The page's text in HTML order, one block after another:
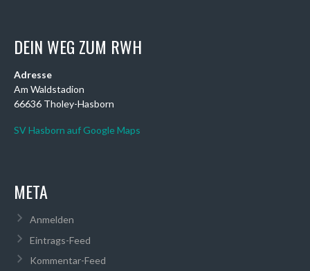
DEIN WEG ZUM RWH
Adresse
Am Waldstadion
66636 Tholey-Hasborn
SV Hasborn auf Google Maps
META
Anmelden
Eintrags-Feed
Kommentar-Feed